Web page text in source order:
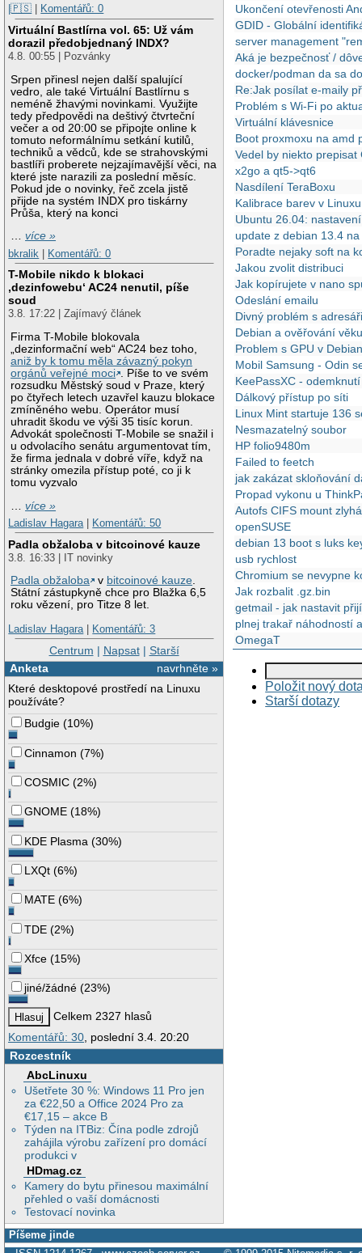
|🇵🇸
Komentářů: 0
Virtuální Bastlírna vol. 65: Už vám
dorazil předobjednaný INDX?
4.8. 00:55 | Pozvánky
Srpen přinesl nejen další spalující
vedro, ale také Virtuální Bastlírnu s
neméně žhavými novinkami. Využijte
tedy předpovědi na deštivý čtvrteční
večer a od 20:00 se připojte online k
tomuto neformálnímu setkání kutilů,
techniků a vědců, kde se strahovskými
bastlíři proberete nejzajímavější věci, na
které jste narazili za poslední měsíc.
Pokud jde o novinky, řeč zcela jistě
přijde na systém INDX pro tiskárny
Průša, který na konci
…více »
bkralik | Komentářů: 0
T-Mobile nikdo k blokaci
‚dezinfowebu‘ AC24 nenutil, píše
soud
3.8. 17:22 | Zajímavý článek
Firma T-Mobile blokovala
„dezinformační web“ AC24 bez toho,
aniž by k tomu měla závazný pokyn
orgánů veřejné moci
. Píše to ve svém
rozsudku Městský soud v Praze, který
po čtyřech letech uzavřel kauzu blokace
zmíněného webu. Operátor musí
uhradit škodu ve výši 35 tisíc korun.
Advokát společnosti T-Mobile se snažil i
u odvolacího senátu argumentovat tím,
že firma jednala v dobré víře, když na
stránky omezila přístup poté, co ji k
tomu vyzvalo
…více »
Ladislav Hagara| Komentářů: 50
Padla obžaloba v bitcoinové kauze
3.8. 16:33 | IT novinky
Padla obžaloba
v bitcoinové kauze.
Státní zástupkyně chce pro Blažka 6,5
roku vězení, pro Titze 8 let.
Ladislav Hagara| Komentářů: 3
Centrum | Napsat| Starší
navrhněte »
Anketa
Které desktopové prostředí na Linuxu
používáte?
Budgie (10%)
Cinnamon (7%)
COSMIC (2%)
GNOME (18%)
KDE Plasma (30%)
LXQt (6%)
MATE (6%)
TDE (2%)
Xfce (15%)
jiné/žádné (23%)
Celkem 2327 hlasů
Komentářů: 30 , poslední 3.4. 20:20
Rozcestník
AbcLinuxu
Ušetřete 30 %: Windows 11 Pro jen
za €22,50 a Office 2024 Pro za
€17,15 – akce B
Týden na ITBiz: Čína podle zdrojů
zahájila výrobu zařízení pro domácí
produkci v
HDmag.cz
Kamery do bytu přinesou maximální
přehled o vaší domácnosti
Testovací novinka
Ukončení otevřenosti
GDID - Globální
server management
Aká je bezpečnosť /
docker/podman da sa
Re:Jak posílat e-maily
Problém s Wi-Fi po
Virtuální klávesnice
Boot proxmoxu na amd
Vedel by niekto
x2go a qt5->qt6
Nasdílení TeraBoxu
Kalibrace barev v
Ubuntu 26.04:
update z debian 13.4
Poradte nejaky soft na
Jakou zvolit distribuci
Jak kopírujete v nano
Odeslání emailu
Divný problém s
Debian a ověřování
Problem s GPU v
Mobil Samsung - Odin
KeePassXC -
Dálkový přístup po síti
Linux Mint startuje 136
Nesmazatelný soubor
HP folio9480m
Failed to feetch
jak zakázat skloňování
Propad vykonu u
Autofs CIFS mount
openSUSE
debian 13 boot s luks
usb rychlost
Chromium se nevypne
Jak rozbalit .gz.bin
getmail - jak nastavit
plnej trakař náhodností
OmegaT
Položit nový
Starší dotazy
Píšeme jinde